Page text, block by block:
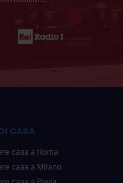
CASA
casa a Roma
casa a Milano